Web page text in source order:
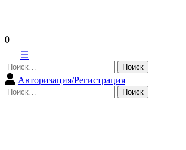
0
☰
Найти:
Авторизация/Регистрация
Найти: